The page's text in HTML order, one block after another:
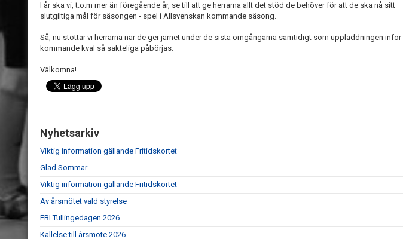
I år ska vi, t.o.m mer än föregående år, se till att ge herrarna allt det stöd de behöver för att de ska nå sitt
slutgiltiga mål för säsongen - spel i Allsvenskan kommande säsong.
Så, nu stöttar vi herrarna när de ger järnet under de sista omgångarna samtidigt som uppladdningen inför
kommande kval så sakteliga påbörjas.
Välkomna!
Nyhetsarkiv
Viktig information gällande Fritidskortet
Glad Sommar
Viktig information gällande Fritidskortet
Av årsmötet vald styrelse
FBI Tullingedagen 2026
Kallelse till årsmöte 2026